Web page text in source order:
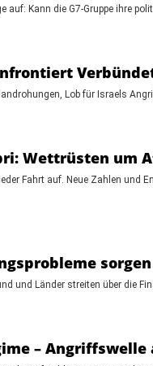
auf: Kann die G7-Gruppe ihre
Lob für Israels
Wettrüsten um
Fahrt auf. Neue Zahlen und
und Länder streiten über die
– Angriffswelle